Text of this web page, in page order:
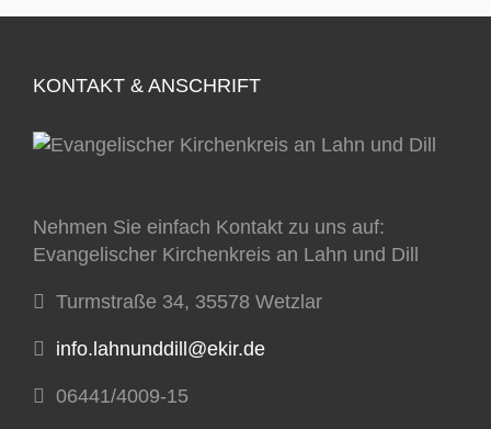
KONTAKT & ANSCHRIFT
Nehmen Sie einfach Kontakt zu uns auf:
Evangelischer Kirchenkreis an Lahn und Dill
Turmstraße 34, 35578 Wetzlar
info.lahnunddill@ekir.de
06441/4009-15